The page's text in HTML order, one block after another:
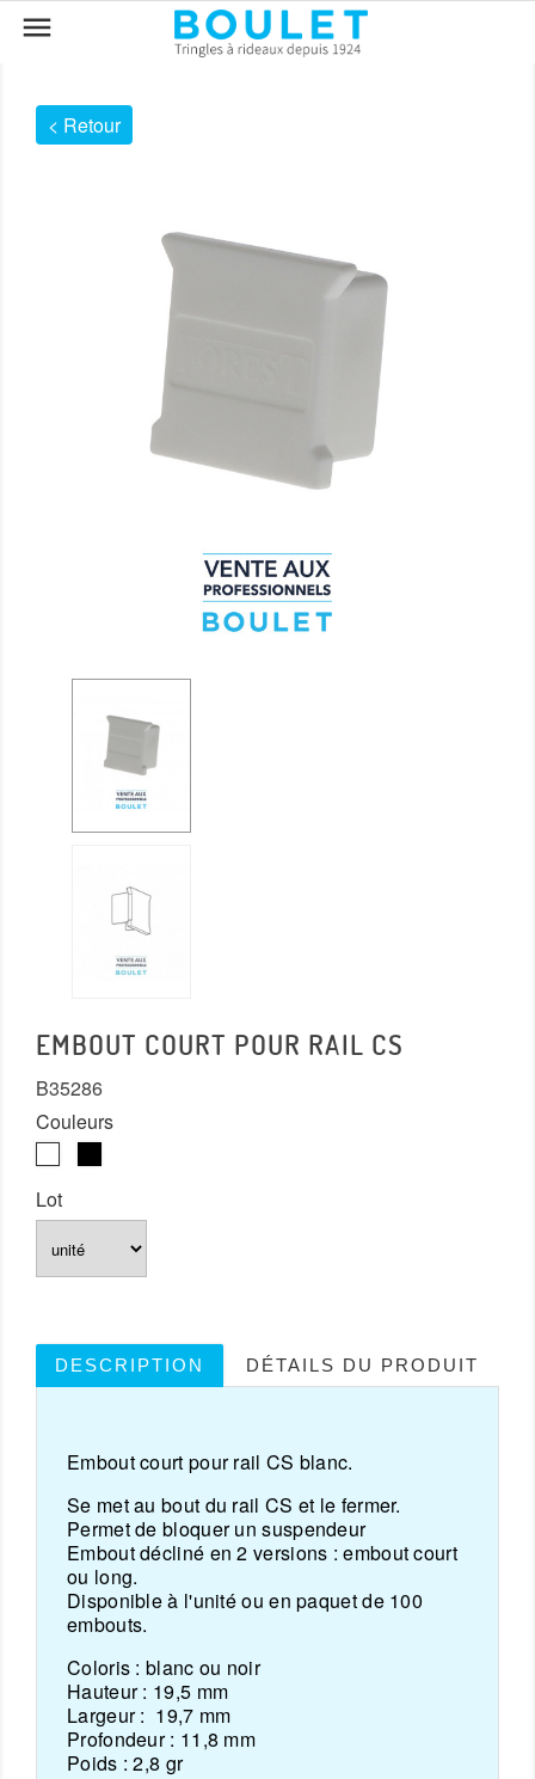

< Retour
EMBOUT COURT POUR RAIL CS
B35286
Couleurs
Lot
DESCRIPTION DÉTAILS DU PRODUIT
Embout court pour rail CS blanc.
Se met au bout du rail CS et le fermer.
Permet de bloquer un suspendeur
Embout décliné en 2 versions : embout court
ou long.
Disponible à l'unité ou en paquet de 100
embouts.
Coloris : blanc ou noir
Hauteur : 19,5 mm
Largeur : 19,7 mm
Profondeur : 11,8 mm
Poids : 2,8 gr